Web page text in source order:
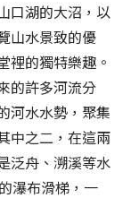
口湖的大沼，以
山水景致的優
裡的獨特樂趣。
的許多河流分
河水水勢，聚集
中之二，在這兩
泛舟、溯溪等水
瀑布滑梯，一